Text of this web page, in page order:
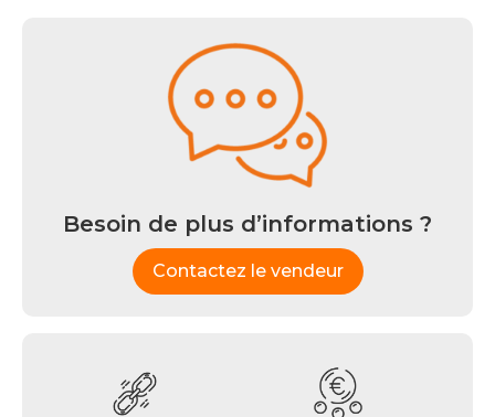
Besoin de plus d’informations ?
Contactez le vendeur